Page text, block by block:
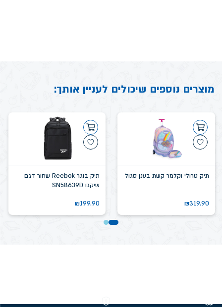
מוצרים נוספים שיכולים לעניין אותך:
תיק טרולי וקלמר קשת בענן סגול
₪319.90
תיק בוגר Reebok שחור דגם
שיקגו SN58639D
₪199.90